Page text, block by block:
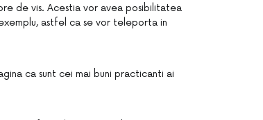
de vis. Acestia vor avea posibilitatea
astfel ca se vor teleporta in
ca sunt cei mai buni practicanti ai